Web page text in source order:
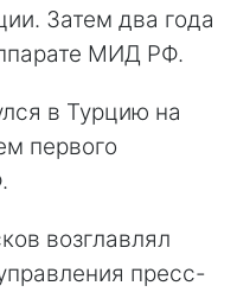
Затем два года
МИД РФ.
в Турцию на
первого
возглавлял
пресс-